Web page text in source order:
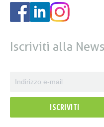
Iscriviti alla
ISCRIVITI